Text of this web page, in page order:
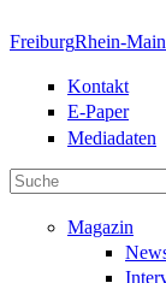
FreiburgRhein-
Kontakt
E-Paper
Mediadaten
Magazin